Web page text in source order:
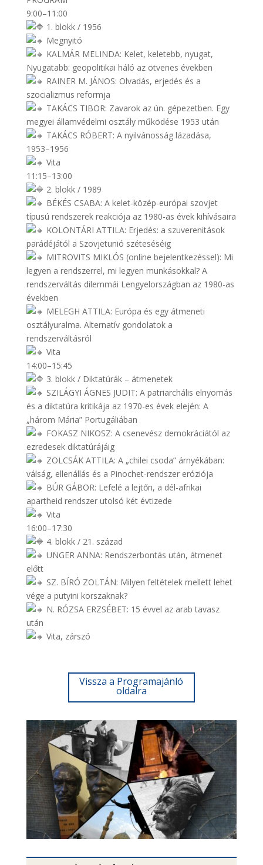
9:00–11:00
1. blokk / 1956
Megnyitó
KALMÁR MELINDA: Kelet, keletebb, nyugat,
Nyugatabb: geopolitikai háló az ötvenes években
RAINER M. JÁNOS: Olvadás, erjedés és a
szocializmus reformja
TAKÁCS TIBOR: Zavarok az ún. gépezetben. Egy
megyei államvédelmi osztály működése 1953 után
TAKÁCS RÓBERT: A nyilvánosság lázadása,
1953–1956
Vita
11:15–13:00
2. blokk / 1989
BÉKÉS CSABA: A kelet-közép-európai szovjet
típusú rendszerek reakciója az 1980-as évek kihívásaira
KOLONTÁRI ATTILA: Erjedés: a szuverenitások
parádéjától a Szovjetunió széteséséig
MITROVITS MIKLÓS (online bejelentkezéssel): Mi
legyen a rendszerrel, mi legyen munkásokkal? A
rendszerváltás dilemmái Lengyelországban az 1980-as
években
MELEGH ATTILA: Európa és egy átmeneti
osztályuralma. Alternatív gondolatok a
rendszerváltásról
Vita
14:00–15:45
3. blokk / Diktatúrák – átmenetek
SZILÁGYI ÁGNES JUDIT: A patriarchális elnyomás
és a diktatúra kritikája az 1970-es évek elején: A
„három Mária” Portugáliában
FOKASZ NIKOSZ: A csenevész demokráciától az
ezredesek diktatúrájáig
ZOLCSÁK ATTILA: A „chilei csoda” árnyékában:
válság, ellenállás és a Pinochet-rendszer eróziója
BÚR GÁBOR: Lefelé a lejtőn, a dél-afrikai
apartheid rendszer utolsó két évtizede
Vita
16:00–17:30
4. blokk / 21. század
UNGER ANNA: Rendszerbontás után, átmenet
előtt
SZ. BÍRÓ ZOLTÁN: Milyen feltételek mellett lehet
vége a putyini korszaknak?
N. RÓZSA ERZSÉBET: 15 évvel az arab tavasz
után
Vita, zárszó
Vissza a Programajánló
oldalra